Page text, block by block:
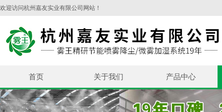
欢迎访问杭州嘉友实业有限公司网站！
首页 关于我们 产品中心